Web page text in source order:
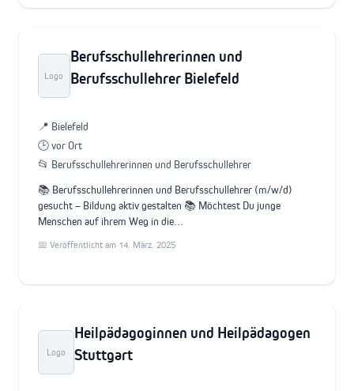
Logo
Berufsschullehrerinnen und
Berufsschullehrer Bielefeld
📍 Bielefeld
🕒 vor Ort
📂 Berufsschullehrerinnen und Berufsschullehrer
📚 Berufsschullehrerinnen und Berufsschullehrer (m/w/d)
gesucht – Bildung aktiv gestalten 📚 Möchtest Du junge
Menschen auf ihrem Weg in die…
📅 Veröffentlicht am 14. März. 2025
Logo
Heilpädagoginnen und Heilpädagogen
Stuttgart